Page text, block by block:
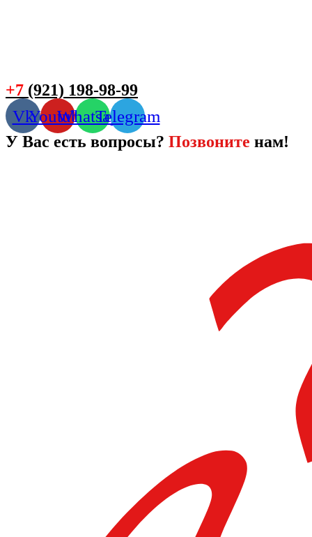
+7 (921) 198-98-99
VkYoutubeWhatsappTelegram
У Вас есть вопросы? Позвоните нам!